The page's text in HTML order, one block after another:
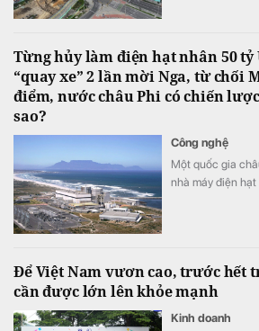
Từng hủy làm điện hạt nhân 50 tỷ
“quay xe” 2 lần mời Nga, từ chối
điểm, nước châu Phi có chiến
sao?
Công nghệ
Một quốc gia
nhà máy điện
Để Việt Nam vươn cao, trước hết
cần được lớn lên khỏe mạnh
Kinh doanh